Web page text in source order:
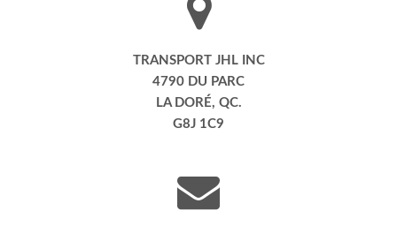
TRANSPORT JHL INC
4790 DU PARC
LA DORÉ, QC.
G8J 1C9